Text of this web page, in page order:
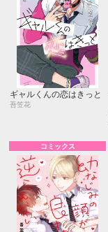
ギャルくんの恋はきっと
吾笠花
コミックス